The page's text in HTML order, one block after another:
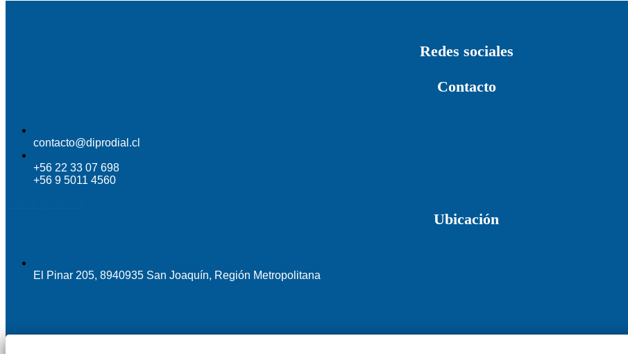
Redes sociales
Contacto
contacto@diprodial.cl
+56 22 33 07 698
+56 9 5011 4560
Ubicación
El Pinar 205, 8940935 San Joaquín, Región Metropolitana